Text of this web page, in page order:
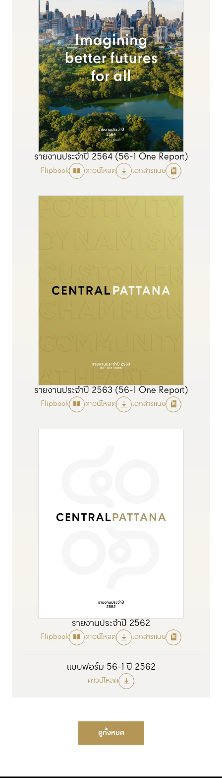
รายงานประจำปี 2564 (56-1 One Report)
Flipbook ดาวน์โหลด เอกสารแนบ
รายงานประจำปี 2563 (56-1 One Report)
Flipbook ดาวน์โหลด เอกสารแนบ
รายงานประจำปี 2562
Flipbook ดาวน์โหลด เอกสารแนบ
แบบฟอร์ม 56-1 ปี 2562
ดาวน์โหลด
ดูทั้งหมด